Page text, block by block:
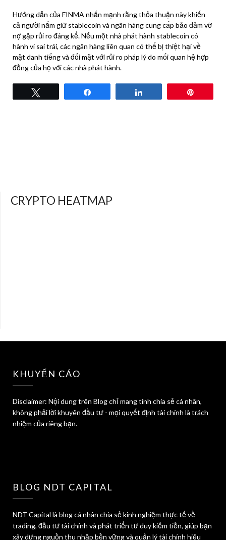
Hướng dẫn của FINMA nhấn mạnh rằng thỏa thuận này khiến
cả người nắm giữ stablecoin và ngân hàng cung cấp bảo đảm vỡ
nợ gặp rủi ro đáng kể. Nếu một nhà phát hành stablecoin có
hành vi sai trái, các ngân hàng liên quan có thể bị thiệt hại về
mặt danh tiếng và đối mặt với rủi ro pháp lý do mối quan hệ hợp
đồng của họ với các nhà phát hành.
CRYPTO HEATMAP
KHUYẾN CÁO
Disclaimer: Nội dung trên Blog chỉ mang tính chia sẻ cá nhân,
không phải lời khuyên đầu tư - mọi quyết định tài chính là trách
nhiệm của riêng bạn.
BLOG NDT CAPITAL
NDT Capital là blog cá nhân chia sẻ kinh nghiệm thực tế về
trading, đầu tư tài chính và phát triển tư duy kiếm tiền, giúp bạn
xây dựng nguồn thu nhập bền vững và quản lý tài chính hiệu